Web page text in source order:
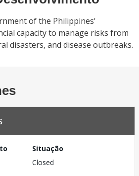
of the Philippines'
capacity to manage risks from
disasters, and disease outbreaks.
Situação
Closed